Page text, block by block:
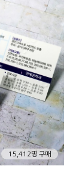
15,412명 구매